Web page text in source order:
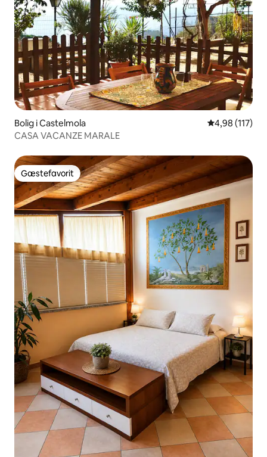
Bolig i Castelmola 4,98 ud af 5 i
4,98 (117)
CASA VACANZE MARALE
Gæstefavorit
Gæstefavorit